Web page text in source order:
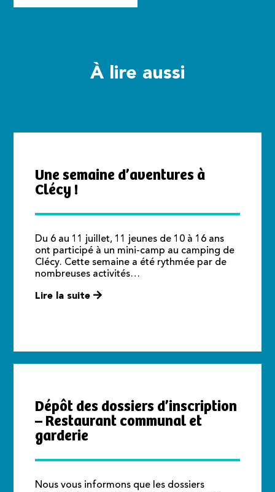
À lire aussi
Une semaine d’aventures à
Clécy !
Du 6 au 11 juillet, 11 jeunes de 10 à 16 ans
ont participé à un mini-camp au camping de
Clécy. Cette semaine a été rythmée par de
nombreuses activités…
Lire la suite
Dépôt des dossiers d’inscription
– Restaurant communal et
garderie
Nous vous informons que les dossiers